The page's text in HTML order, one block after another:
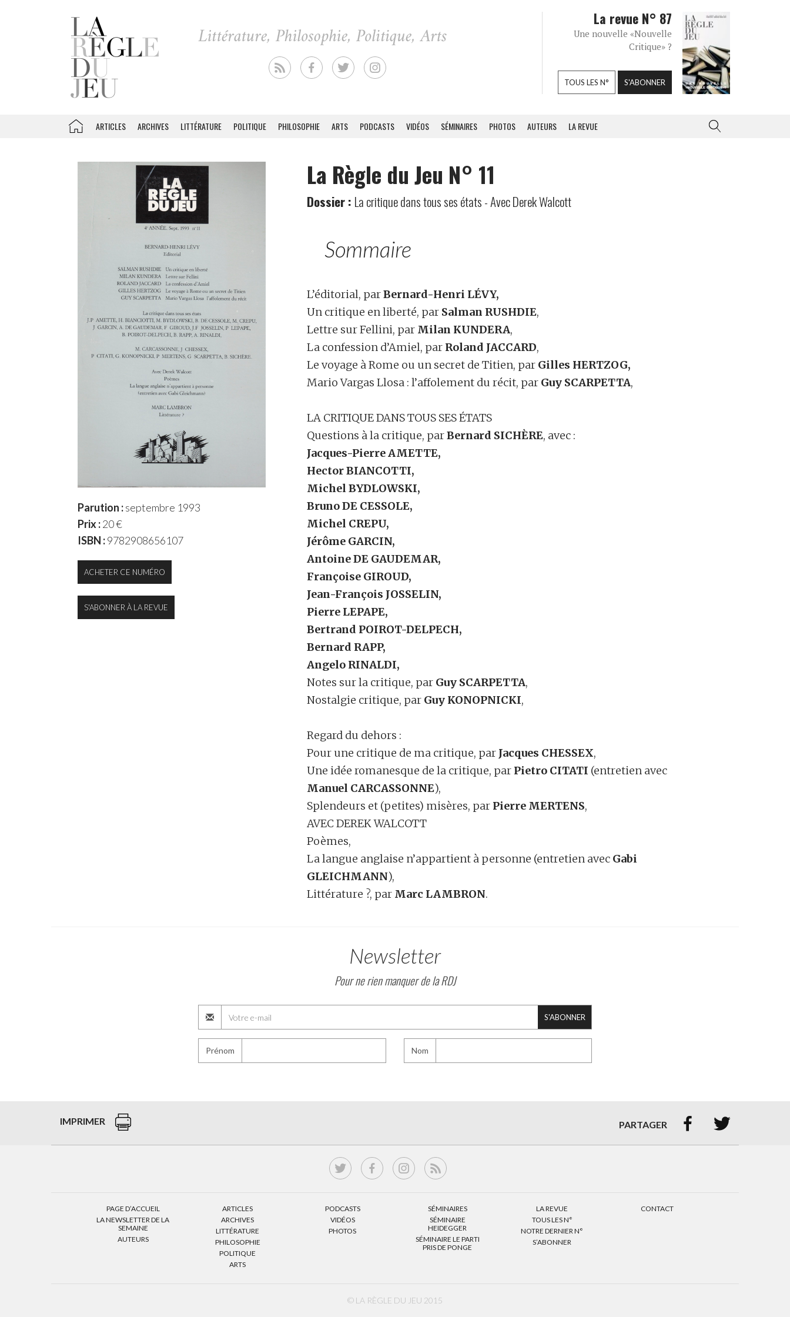
La revue N° 87
Une nouvelle «Nouvelle
Critique» ?
TOUS LES N° S'ABONNER
ARTICLES ARCHIVES LITTÉRATURE POLITIQUE PHILOSOPHIE ARTS PODCASTS VIDÉOS SÉMINAIRES PHOTOS AUTEURS LA REVUE
Parution :septembre 1993
Prix :20 €
ISBN :9782908656107
ACHETER CE NUMÉRO
S'ABONNER À LA REVUE
La Règle du Jeu N° 11
Dossier : La critique dans tous ses états - Avec Derek Walcott
Sommaire
L’éditorial, parBernard-Henri LÉVY,
Un critique en liberté, par Salman RUSHDIE,
Lettre sur Fellini, par Milan KUNDERA,
La confession d’Amiel, par Roland JACCARD,
Le voyage à Rome ou un secret de Titien, par Gilles HERTZOG,
Mario Vargas Llosa : l’affolement du récit, par Guy SCARPETTA,
LA CRITIQUE DANS TOUS SES ÉTATS
Questions à la critique, parBernard SICHÈRE, avec :
Jacques-Pierre AMETTE,
Hector BIANCOTTI,
Michel BYDLOWSKI,
Bruno DE CESSOLE,
Michel CREPU,
Jérôme GARCIN,
Antoine DE GAUDEMAR,
Françoise GIROUD,
Jean-François JOSSELIN,
Pierre LEPAPE,
Bertrand POIROT-DELPECH,
Bernard RAPP,
Angelo RINALDI,
Notes sur la critique, par Guy SCARPETTA,
Nostalgie critique, par Guy KONOPNICKI,
Regard du dehors :
Pour une critique de ma critique, par Jacques CHESSEX,
Une idée romanesque de la critique, par Pietro CITATI (entretien avec
Manuel CARCASSONNE),
Splendeurs et (petites) misères, par Pierre MERTENS,
AVEC DEREK WALCOTT
Poèmes,
La langue anglaise n’appartient à personne (entretien avec Gabi
GLEICHMANN),
Littérature ?, par Marc LAMBRON.
Newsletter
Pour ne rien manquer de la RDJ
S'ABONNER
Prénom Nom
IMPRIMER PARTAGER  
PAGE D’ACCUEIL
LA NEWSLETTER DE LA
SEMAINE
AUTEURS
ARTICLES
ARCHIVES
LITTÉRATURE
PHILOSOPHIE
POLITIQUE
ARTS
PODCASTS
VIDÉOS
PHOTOS
SÉMINAIRES
SÉMINAIRE
HEIDEGGER
SÉMINAIRE LE PARTI
PRIS DE PONGE
LA REVUE
TOUS LES N°
NOTRE DERNIER N°
S’ABONNER
CONTACT
© LA RÈGLE DU JEU 2015